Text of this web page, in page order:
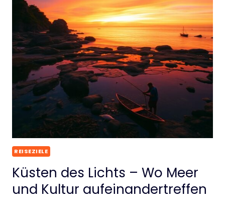
REISEZIELE
Küsten des Lichts – Wo Meer
und Kultur aufeinandertreffen